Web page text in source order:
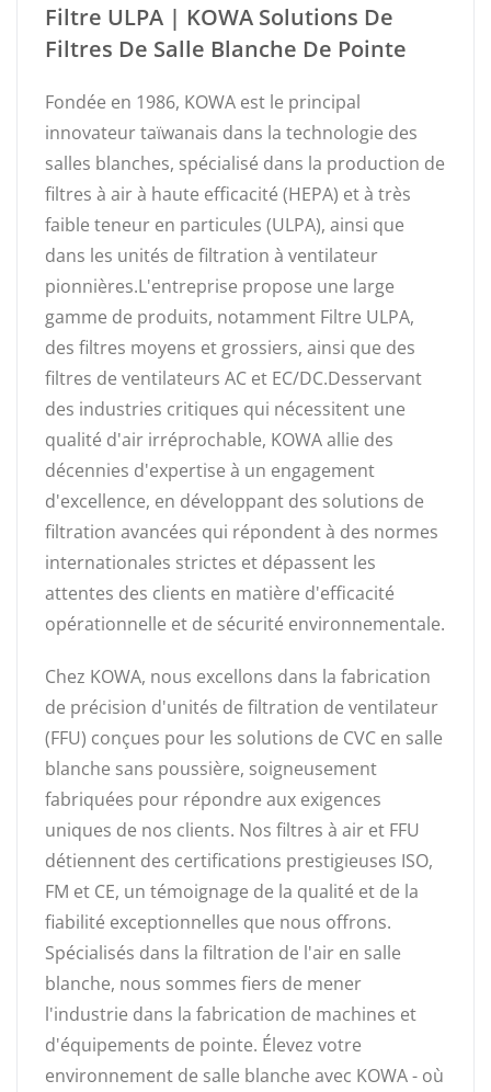
Filtre ULPA | KOWA Solutions De
Filtres De Salle Blanche De Pointe
Fondée en 1986, KOWA est le principal
innovateur taïwanais dans la technologie des
salles blanches, spécialisé dans la production de
filtres à air à haute efficacité (HEPA) et à très
faible teneur en particules (ULPA), ainsi que
dans les unités de filtration à ventilateur
pionnières.L'entreprise propose une large
gamme de produits, notamment Filtre ULPA,
des filtres moyens et grossiers, ainsi que des
filtres de ventilateurs AC et EC/DC.Desservant
des industries critiques qui nécessitent une
qualité d'air irréprochable, KOWA allie des
décennies d'expertise à un engagement
d'excellence, en développant des solutions de
filtration avancées qui répondent à des normes
internationales strictes et dépassent les
attentes des clients en matière d'efficacité
opérationnelle et de sécurité environnementale.
Chez KOWA, nous excellons dans la fabrication
de précision d'unités de filtration de ventilateur
(FFU) conçues pour les solutions de CVC en salle
blanche sans poussière, soigneusement
fabriquées pour répondre aux exigences
uniques de nos clients. Nos filtres à air et FFU
détiennent des certifications prestigieuses ISO,
FM et CE, un témoignage de la qualité et de la
fiabilité exceptionnelles que nous offrons.
Spécialisés dans la filtration de l'air en salle
blanche, nous sommes fiers de mener
l'industrie dans la fabrication de machines et
d'équipements de pointe. Élevez votre
environnement de salle blanche avec KOWA - où